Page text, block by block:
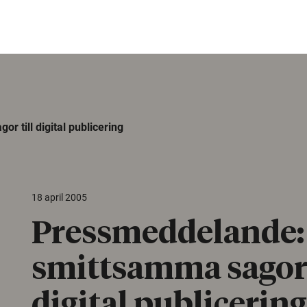
till digital publicering
18 april 2005
smittsamma